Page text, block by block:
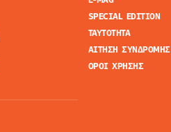
SPECIAL EDITION
ΤΑΥΤΟΤΗΤΑ
ΑΙΤΗΣΗ ΣΥΝΔΡΟΜΗΣ
ΟΡΟΙ ΧΡΗΣΗΣ